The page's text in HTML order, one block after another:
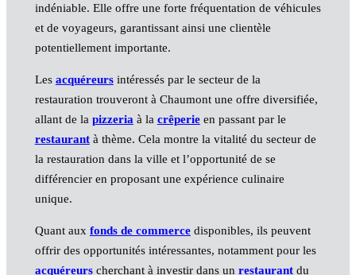
indéniable. Elle offre une forte fréquentation de véhicules
et de voyageurs, garantissant ainsi une clientèle
potentiellement importante.
Les acquéreursintéressés par le secteur de la
restauration trouveront à Chaumont une offre diversifiée,
allant de la pizzeria à la crêperieen passant par le
restaurantà thème. Cela montre la vitalité du secteur de
la restauration dans la ville et l’opportunité de se
différencier en proposant une expérience culinaire
unique.
Quant aux fonds de commercedisponibles, ils peuvent
offrir des opportunités intéressantes, notamment pour les
acquéreurscherchant à investir dans un restaurantdu